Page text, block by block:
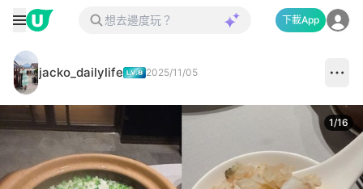
下載App
jacko_dailylife 2025/11/05
1/16